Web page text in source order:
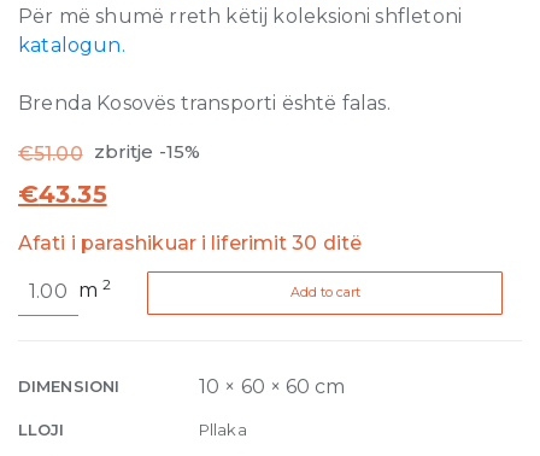
Për më shumë rreth këtij koleksioni shfletoni
katalogun.
Brenda Kosovës transporti është falas.
€51.00 zbritje -15%
€43.35
Afati i parashikuar i liferimit 30 ditë
de
Patine
60
m2 Add to cart
DIMENSIONI 10 × 60 × 60 cm
LLOJI Pllaka